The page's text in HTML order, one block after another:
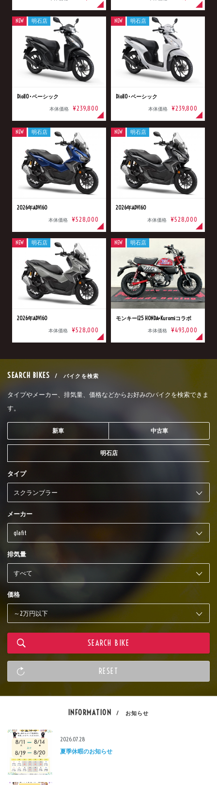
Dio110･ベーシック
本体価格 ¥239,800
NEW 明石店
Dio110･ベーシック
本体価格 ¥239,800
NEW 明石店
2026年ADV160
本体価格 ¥528,000
NEW 明石店
2026年ADV160
本体価格 ¥528,000
NEW 明石店
2026年ADV160
本体価格 ¥528,000
NEW 明石店
モンキー125 HONDA×Kuromiコラボ
本体価格 ¥493,000
NEW 明石店
SEARCH BIKES / バイクを検索
タイプやメーカー、排気量、価格などからお好みのバイクを検索できま
す。
新車 中古車
明石店
タイプ
メーカー
排気量
価格
INFORMATION / お知らせ
2026.07.28
夏季休暇のお知らせ